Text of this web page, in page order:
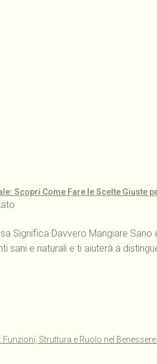
Scopri Come Fare le Scelte Giuste
Significa Davvero Mangiare
sani e naturali e ti aiuterà a